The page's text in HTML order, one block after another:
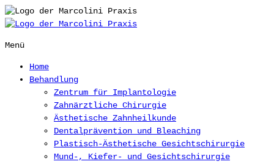
Skip
to
Menü
Home
Behandlung
Zentrum für Implantologie
Zahnärztliche Chirurgie
Ästhetische Zahnheilkunde
Dentalprävention und Bleaching
Plastisch-Ästhetische Gesichtschirurgie
Mund-, Kiefer- und Gesichtschirurgie